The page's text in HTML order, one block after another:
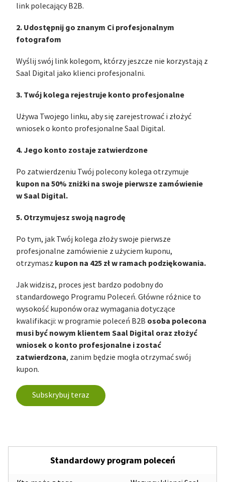
link polecający B2B.
2. Udostępnij go znanym Ci profesjonalnym
fotografom
Wyślij swój link kolegom, którzy jeszcze nie korzystają z
Saal Digital jako klienci profesjonalni.
3. Twój kolega rejestruje konto profesjonalne
Używa Twojego linku, aby się zarejestrować i złożyć
wniosek o konto profesjonalne Saal Digital.
4. Jego konto zostaje zatwierdzone
Po zatwierdzeniu Twój polecony kolega otrzymuje
kupon na 50% zniżki na swoje pierwsze zamówienie
w Saal Digital.
5. Otrzymujesz swoją nagrodę
Po tym, jak Twój kolega złoży swoje pierwsze
profesjonalne zamówienie z użyciem kuponu,
otrzymasz kupon na 425 zł w ramach podziękowania.
Jak widzisz, proces jest bardzo podobny do
standardowego Programu Poleceń. Główne różnice to
wysokość kuponów oraz wymagania dotyczące
kwalifikacji: w programie poleceń B2B osoba polecona
musi być nowym klientem Saal Digital oraz złożyć
wniosek o konto profesjonalne i zostać
zatwierdzona, zanim będzie mogła otrzymać swój
kupon.
Subskrybuj teraz
Standardowy program poleceń